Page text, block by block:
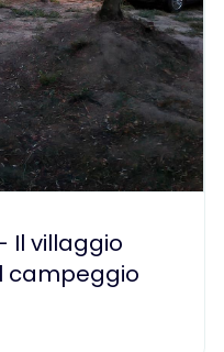
Il villaggio
campeggio